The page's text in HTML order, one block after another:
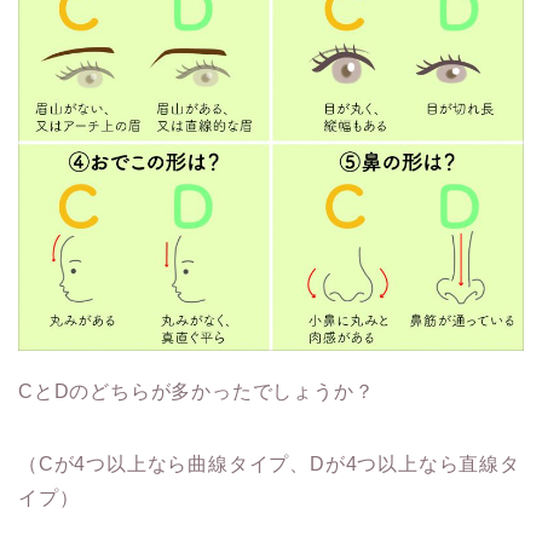
CとDのどちらが多かったでしょうか？
（Cが4つ以上なら曲線タイプ、Dが4つ以上なら直線タ
イプ）